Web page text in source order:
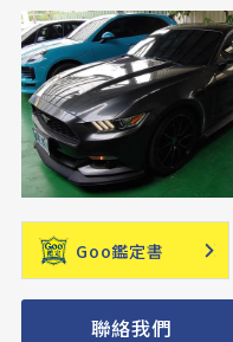
Goo鑑定書
聯絡我們